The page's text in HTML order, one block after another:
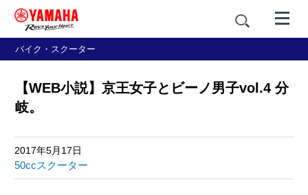
バイク・スクーター
【WEB小説】京王女子とビーノ男子vol.4 分
岐。
2017年5月17日
50ccスクーター